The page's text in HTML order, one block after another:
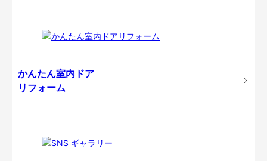
かんたん室内ドア
リフォーム